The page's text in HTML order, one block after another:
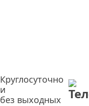
Круглосуточно
и
без выходных